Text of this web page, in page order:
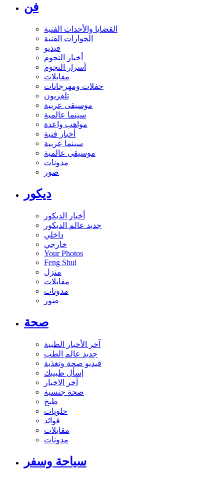
فن
القضايا والأحداث الفنية
الحوارات الفنية
فيديو
أخبار النجوم
أسرار النجوم
مقابلات
حفلات ومهرجانات
تلفزيون
موسيقى عربية
سينما عالمية
مواهب واعدة
أخبار فنية
سينما عربية
موسيقى عالمية
مدونات
صور
ديكور
أخبار الديكور
جديد عالم الديكور
داخلي
خارجي
Your Photos
Feng Shui
منزل
مقابلات
مدونات
صور
صحة
آخر الأخبار الطبية
جديد عالم الطب
فيديو صحة وتغذية
إسأل طبيبك
آخر الاخبار
صحة جنسية
طبخ
حلويات
فوائد
مقابلات
مدونات
سياحة وسفر